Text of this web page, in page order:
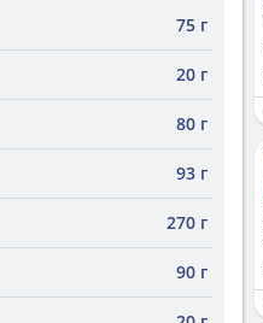
75 г
20 г
80 г
93 г
270 г
90 г